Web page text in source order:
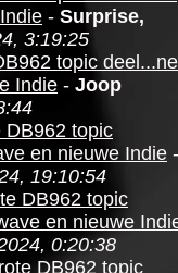
- Surprise,
3:19:25
topic
Indie - Joop
DB962 topic
en nieuwe Indie -
19:10:54
DB962 topic
en nieuwe
0:20:38
DB962 topic